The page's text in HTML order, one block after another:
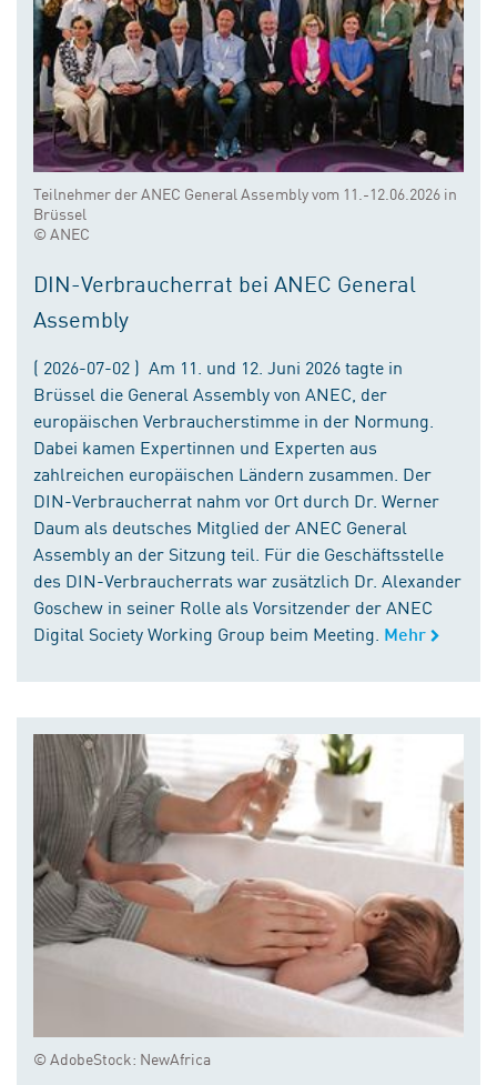
Teilnehmer der ANEC General Assembly vom 11.-12.06.2026 in
Brüssel
© ANEC
DIN-Verbraucherrat bei ANEC General
Assembly
( 2026-07-02 ) Am 11. und 12. Juni 2026 tagte in
Brüssel die General Assembly von ANEC, der
europäischen Verbraucherstimme in der Normung.
Dabei kamen Expertinnen und Experten aus
zahlreichen europäischen Ländern zusammen. Der
DIN-Verbraucherrat nahm vor Ort durch Dr. Werner
Daum als deutsches Mitglied der ANEC General
Assembly an der Sitzung teil. Für die Geschäftsstelle
des DIN-Verbraucherrats war zusätzlich Dr. Alexander
Goschew in seiner Rolle als Vorsitzender der ANEC
Digital Society Working Group beim Meeting. Mehr
© AdobeStock: NewAfrica